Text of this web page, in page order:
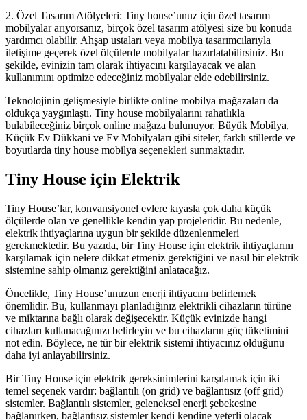
2. Özel Tasarım Atölyeleri: Tiny house’unuz için özel tasarım
mobilyalar arıyorsanız, birçok özel tasarım atölyesi size bu konuda
yardımcı olabilir. Ahşap ustaları veya mobilya tasarımcılarıyla
iletişime geçerek özel ölçülerde mobilyalar hazırlatabilirsiniz. Bu
şekilde, evinizin tam olarak ihtiyacını karşılayacak ve alan
kullanımını optimize edeceğiniz mobilyalar elde edebilirsiniz.
Teknolojinin gelişmesiyle birlikte online mobilya mağazaları da
oldukça yaygınlaştı. Tiny house mobilyalarını rahatlıkla
bulabileceğiniz birçok online mağaza bulunuyor. Büyük Mobilya,
Küçük Ev Dükkani ve Ev Mobilyaları gibi siteler, farklı stillerde ve
boyutlarda tiny house mobilya seçenekleri sunmaktadır.
Tiny House için Elektrik
Tiny House’lar, konvansiyonel evlere kıyasla çok daha küçük
ölçülerde olan ve genellikle kendin yap projeleridir. Bu nedenle,
elektrik ihtiyaçlarına uygun bir şekilde düzenlenmeleri
gerekmektedir. Bu yazıda, bir Tiny House için elektrik ihtiyaçlarını
karşılamak için nelere dikkat etmeniz gerektiğini ve nasıl bir elektrik
sistemine sahip olmanız gerektiğini anlatacağız.
Öncelikle, Tiny House’unuzun enerji ihtiyacını belirlemek
önemlidir. Bu, kullanmayı planladığınız elektrikli cihazların türüne
ve miktarına bağlı olarak değişecektir. Küçük evinizde hangi
cihazları kullanacağınızı belirleyin ve bu cihazların güç tüketimini
not edin. Böylece, ne tür bir elektrik sistemi ihtiyacınız olduğunu
daha iyi anlayabilirsiniz.
Bir Tiny House için elektrik gereksinimlerini karşılamak için iki
temel seçenek vardır: bağlantılı (on grid) ve bağlantısız (off grid)
sistemler. Bağlantılı sistemler, geleneksel enerji şebekesine
bağlanırken, bağlantısız sistemler kendi kendine yeterli olacak